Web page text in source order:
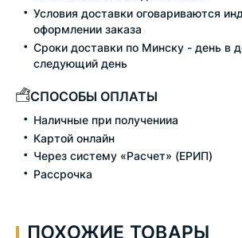
Условия доставки оговариваются
оформлении заказа
Сроки доставки по Минску - день в
следующий день
СПОСОБЫ ОПЛАТЫ
Наличные при полученииа
Картой онлайн
Через систему «Расчет» (ЕРИП)
Рассрочка
ПОХОЖИЕ ТОВАРЫ